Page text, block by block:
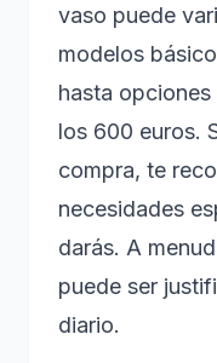
vaso puede
modelos
hasta
los 600 euros.
compra, te
necesidades
darás. A
puede ser
diario.